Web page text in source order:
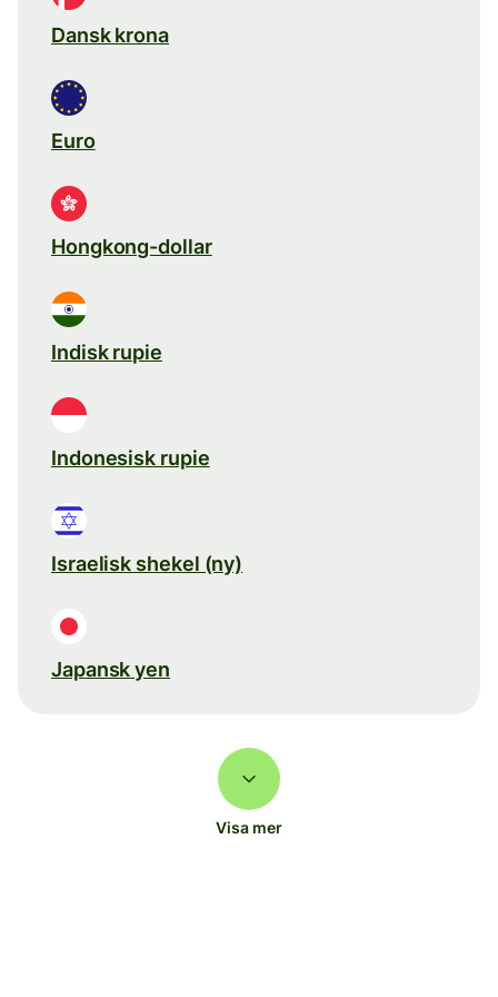
Dansk krona
Euro
Hongkong-dollar
Indisk rupie
Indonesisk rupie
Israelisk shekel (ny)
Japansk yen
Visa mer